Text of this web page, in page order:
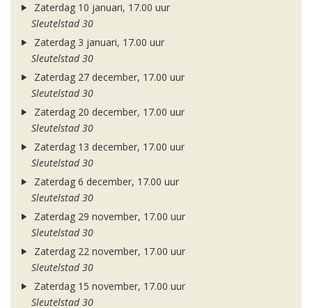
Zaterdag 10 januari, 17.00 uur
Sleutelstad 30
Zaterdag 3 januari, 17.00 uur
Sleutelstad 30
Zaterdag 27 december, 17.00 uur
Sleutelstad 30
Zaterdag 20 december, 17.00 uur
Sleutelstad 30
Zaterdag 13 december, 17.00 uur
Sleutelstad 30
Zaterdag 6 december, 17.00 uur
Sleutelstad 30
Zaterdag 29 november, 17.00 uur
Sleutelstad 30
Zaterdag 22 november, 17.00 uur
Sleutelstad 30
Zaterdag 15 november, 17.00 uur
Sleutelstad 30